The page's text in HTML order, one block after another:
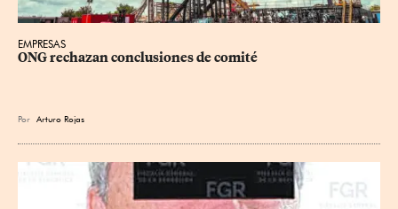
EMPRESAS
ONG rechazan conclusiones de comité
Por Arturo Rojas